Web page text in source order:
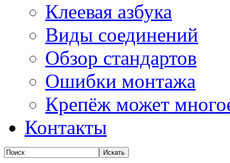
Клеевая азбука
Виды соединений
Обзор стандартов
Ошибки монтажа
Крепёж может
Контакты